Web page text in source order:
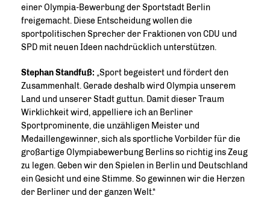
einer Olympia-Bewerbung der Sportstadt Berlin
freigemacht. Diese Entscheidung wollen die
sportpolitischen Sprecher der Fraktionen von CDU und
SPD mit neuen Ideen nachdrücklich unterstützen.
Stephan Standfuß: Sport begeistert und fördert den
Zusammenhalt. Gerade deshalb wird Olympia unserem
Land und unserer Stadt guttun. Damit dieser Traum
Wirklichkeit wird, appelliere ich an Berliner
Sportprominente, die unzähligen Meister und
Medaillengewinner, sich als sportliche Vorbilder für die
großartige Olympiabewerbung Berlins so richtig ins Zeug
zu legen. Geben wir den Spielen in Berlin und Deutschland
ein Gesicht und eine Stimme. So gewinnen wir die Herzen
der Berliner und der ganzen Welt.“